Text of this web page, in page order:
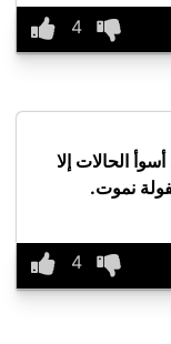
الحالات إلا
نموت.